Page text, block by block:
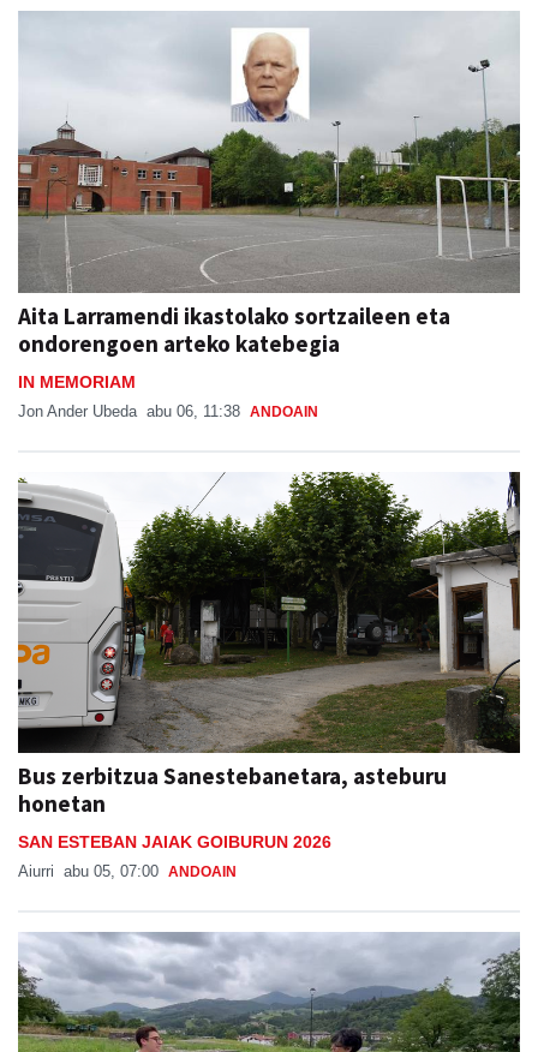
Aita Larramendi ikastolako sortzaileen eta
ondorengoen arteko katebegia
IN MEMORIAM
Jon Ander Ubeda abu 06, 11:38 ANDOAIN
Bus zerbitzua Sanestebanetara, asteburu
honetan
SAN ESTEBAN JAIAK GOIBURUN 2026
Aiurri abu 05, 07:00 ANDOAIN